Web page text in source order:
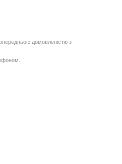
домовленістю з